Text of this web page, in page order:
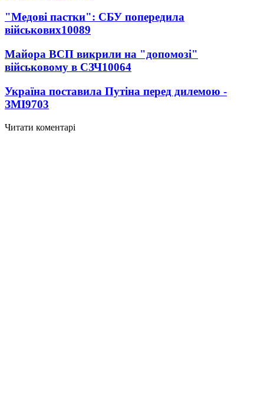
"Медові пастки": СБУ попередила
військових10089
Майора ВСП викрили на "допомозі"
військовому в СЗЧ10064
Україна поставила Путіна перед дилемою -
ЗМІ9703
Читати коментарі